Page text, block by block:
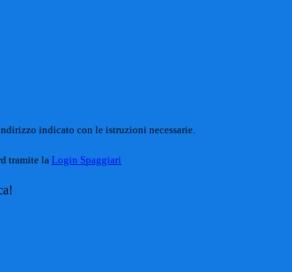
indicato con le istruzioni necessarie.
tramite la Login Spaggiari